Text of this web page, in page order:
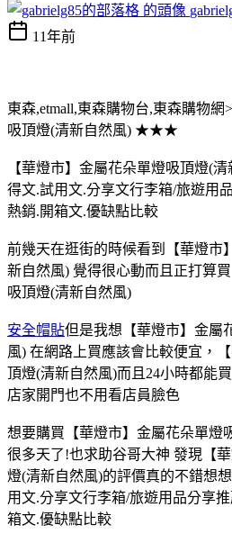
11年前
東森,etmall,東森購物台,東森購物
吸頂燈(清新自然風) ★★★
【華燈市】金屬花朵單燈吸頂燈(
得文.試用文.分享文行李箱/旅遊用
熱銷.開箱文.優缺點比較
前幾天在逛街的時候看到【華燈市
新自然風) 覺得很心動而且正打算
吸頂燈(清新自然風)
安全帽貼但是我想【華燈市】金屬
風) 在網路上買應該會比較便宜，
頂燈(清新自然風)而且24小時都能
店家開門也不用看店員臉色
想要購買【華燈市】金屬花朵單燈
很多天了!也求助谷哥大神 發現【
燈(清新自然風)的評價真的不錯想
用文.分享文行李箱/旅遊用品分享
箱文.優缺點比較